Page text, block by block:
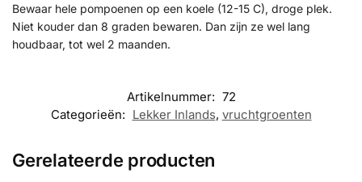
Bewaar hele pompoenen op een koele (12-15 C), droge plek.
Niet kouder dan 8 graden bewaren. Dan zijn ze wel lang
houdbaar, tot wel 2 maanden.
Artikelnummer: 72
Categorieën: Lekker Inlands, vruchtgroenten
Gerelateerde producten